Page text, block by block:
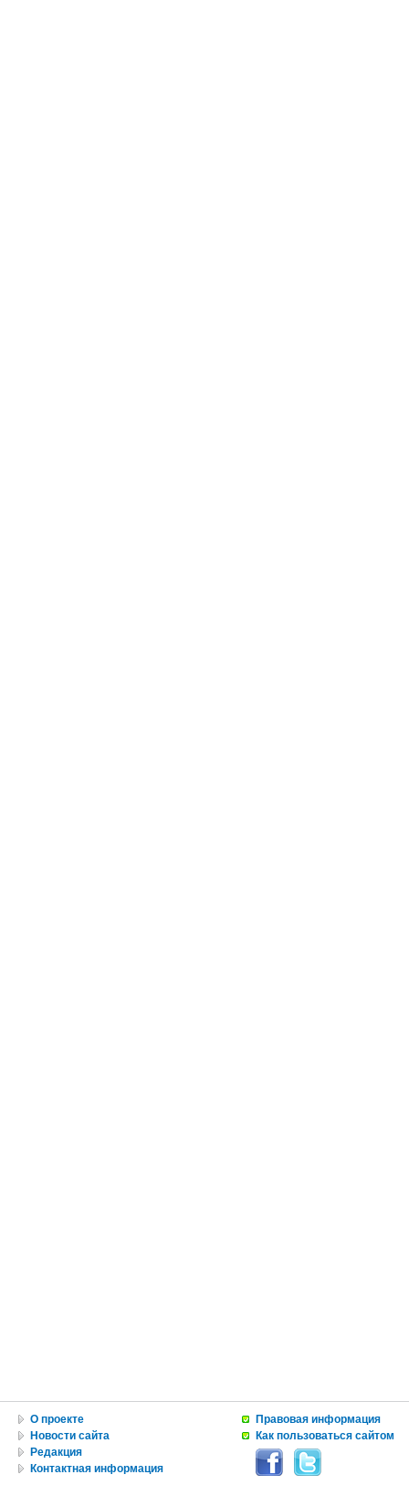
О проекте
Новости сайта
Редакция
Контактная информация
Правовая информация
Как пользоваться сайтом